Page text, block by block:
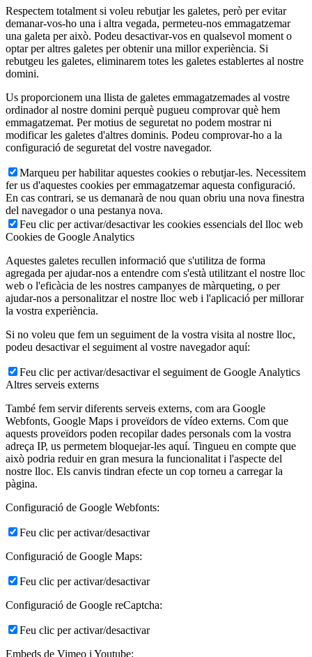
Respectem totalment si voleu rebutjar les galetes, però per evitar
demanar-vos-ho una i altra vegada, permeteu-nos emmagatzemar
una galeta per això. Podeu desactivar-vos en qualsevol moment o
optar per altres galetes per obtenir una millor experiència. Si
rebutgeu les galetes, eliminarem totes les galetes establertes al nostre
domini.
Us proporcionem una llista de galetes emmagatzemades al vostre
ordinador al nostre domini perquè pugueu comprovar què hem
emmagatzemat. Per motius de seguretat no podem mostrar ni
modificar les galetes d'altres dominis. Podeu comprovar-ho a la
configuració de seguretat del vostre navegador.
Marqueu per habilitar aquestes cookies o rebutjar-les. Necessitem
fer us d'aquestes cookies per emmagatzemar aquesta configuració.
En cas contrari, se us demanarà de nou quan obriu una nova finestra
del navegador o una pestanya nova.
Feu clic per activar/desactivar les cookies essencials del lloc web
Cookies de Google Analytics
Aquestes galetes recullen informació que s'utilitza de forma
agregada per ajudar-nos a entendre com s'està utilitzant el nostre lloc
web o l'eficàcia de les nostres campanyes de màrqueting, o per
ajudar-nos a personalitzar el nostre lloc web i l'aplicació per millorar
la vostra experiència.
Si no voleu que fem un seguiment de la vostra visita al nostre lloc,
podeu desactivar el seguiment al vostre navegador aquí:
Feu clic per activar/desactivar el seguiment de Google Analytics
Altres serveis externs
També fem servir diferents serveis externs, com ara Google
Webfonts, Google Maps i proveïdors de vídeo externs. Com que
aquests proveïdors poden recopilar dades personals com la vostra
adreça IP, us permetem bloquejar-les aquí. Tingueu en compte que
això podria reduir en gran mesura la funcionalitat i l'aspecte del
nostre lloc. Els canvis tindran efecte un cop torneu a carregar la
pàgina.
Configuració de Google Webfonts:
Feu clic per activar/desactivar
Configuració de Google Maps:
Feu clic per activar/desactivar
Configuració de Google reCaptcha:
Feu clic per activar/desactivar
Embeds de Vimeo i Youtube: